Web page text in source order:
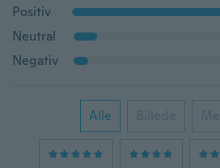
Positiv
Neutral
Negativ
Alle Billede